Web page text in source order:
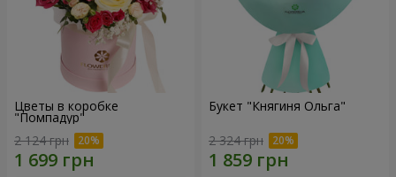
Цветы в коробке
"Помпадур"
2 124 грн
Букет "Княгиня Ольга"
2 324 грн